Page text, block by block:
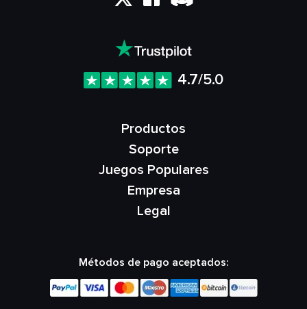
4.7/5.0
Productos
Soporte
Juegos Populares
Empresa
Legal
Métodos de pago aceptados: